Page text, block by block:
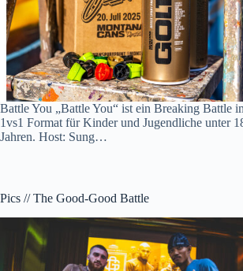
Battle You „Battle You“ ist ein Breaking Battle
1vs1 Format für Kinder und Jugendliche unter
Jahren. Host: Sung…
Pics // The Good-Good Battle